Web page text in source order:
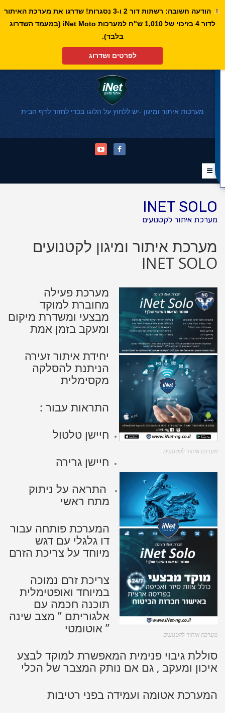
הודעה חשובה: רשתות דור 2 ו-3 נסגרות! שדרגו את מערכת האיתור
לדור 4 בזיכוי של 1,010 ש"ח למערכות iNet Moto (במעמד השדרוג
בלבד).
לפרטים ושדרוג
מערכות איתור ומיגון -יש ללחוץ על הלוגו בכדי לחזור לדף הבית
INET SOLO
מערכת איתור לקטנועים
מערכת איתור ומיגון לקטנועים
INET SOLO
מערכת איתור לקטנועים
מערכת איתור לקטנועים
מערכת פעילה
מחוברת למוקד
מבצעי ומשדרת מיקום
ומעקב בזמן אמת
יחידת איתור זעירה
הניתנת להסלקה
מקסימלית
התראות עבור :
חיישן טלטול
חיישן גרירה
התראה על ניתוק
מתח ראשי
המערכת פותחה עבור
דו גלגלי עם דגש
מיוחד על צריכת הזרם
צריכת זרם נמוכה
במיוחד ואופטימלית
תוכנה חכמה עם
אלגוריתם ” מצב שינה
” אוטומטי
סוללת גיבוי פנימית המאפשרת למוקד לבצע
איכון ומעקב , גם אם נותק המצבר של הכלי
המערכת אטומה ועמידה בפני רטיבות